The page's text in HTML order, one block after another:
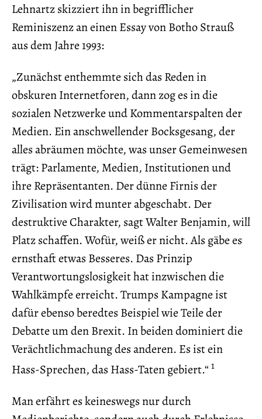
Lehnartz skizziert ihn in begrifflicher
Reminiszenz an einen Essay von Botho Strauß
aus dem Jahre 1993:
„Zunächst enthemmte sich das Reden in
obskuren Internetforen, dann zog es in die
sozialen Netzwerke und Kommentarspalten der
Medien. Ein anschwellender Bocksgesang, der
alles abräumen möchte, was unser Gemeinwesen
trägt: Parlamente, Medien, Institutionen und
ihre Repräsentanten. Der dünne Firnis der
Zivilisation wird munter abgeschabt. Der
destruktive Charakter, sagt Walter Benjamin, will
Platz schaffen. Wofür, weiß er nicht. Als gäbe es
ernsthaft etwas Besseres. Das Prinzip
Verantwortungslosigkeit hat inzwischen die
Wahlkämpfe erreicht. Trumps Kampagne ist
dafür ebenso beredtes Beispiel wie Teile der
Debatte um den Brexit. In beiden dominiert die
Verächtlichmachung des anderen. Es ist ein
Hass-Sprechen, das Hass-Taten gebiert.“1
Man erfährt es keineswegs nur durch